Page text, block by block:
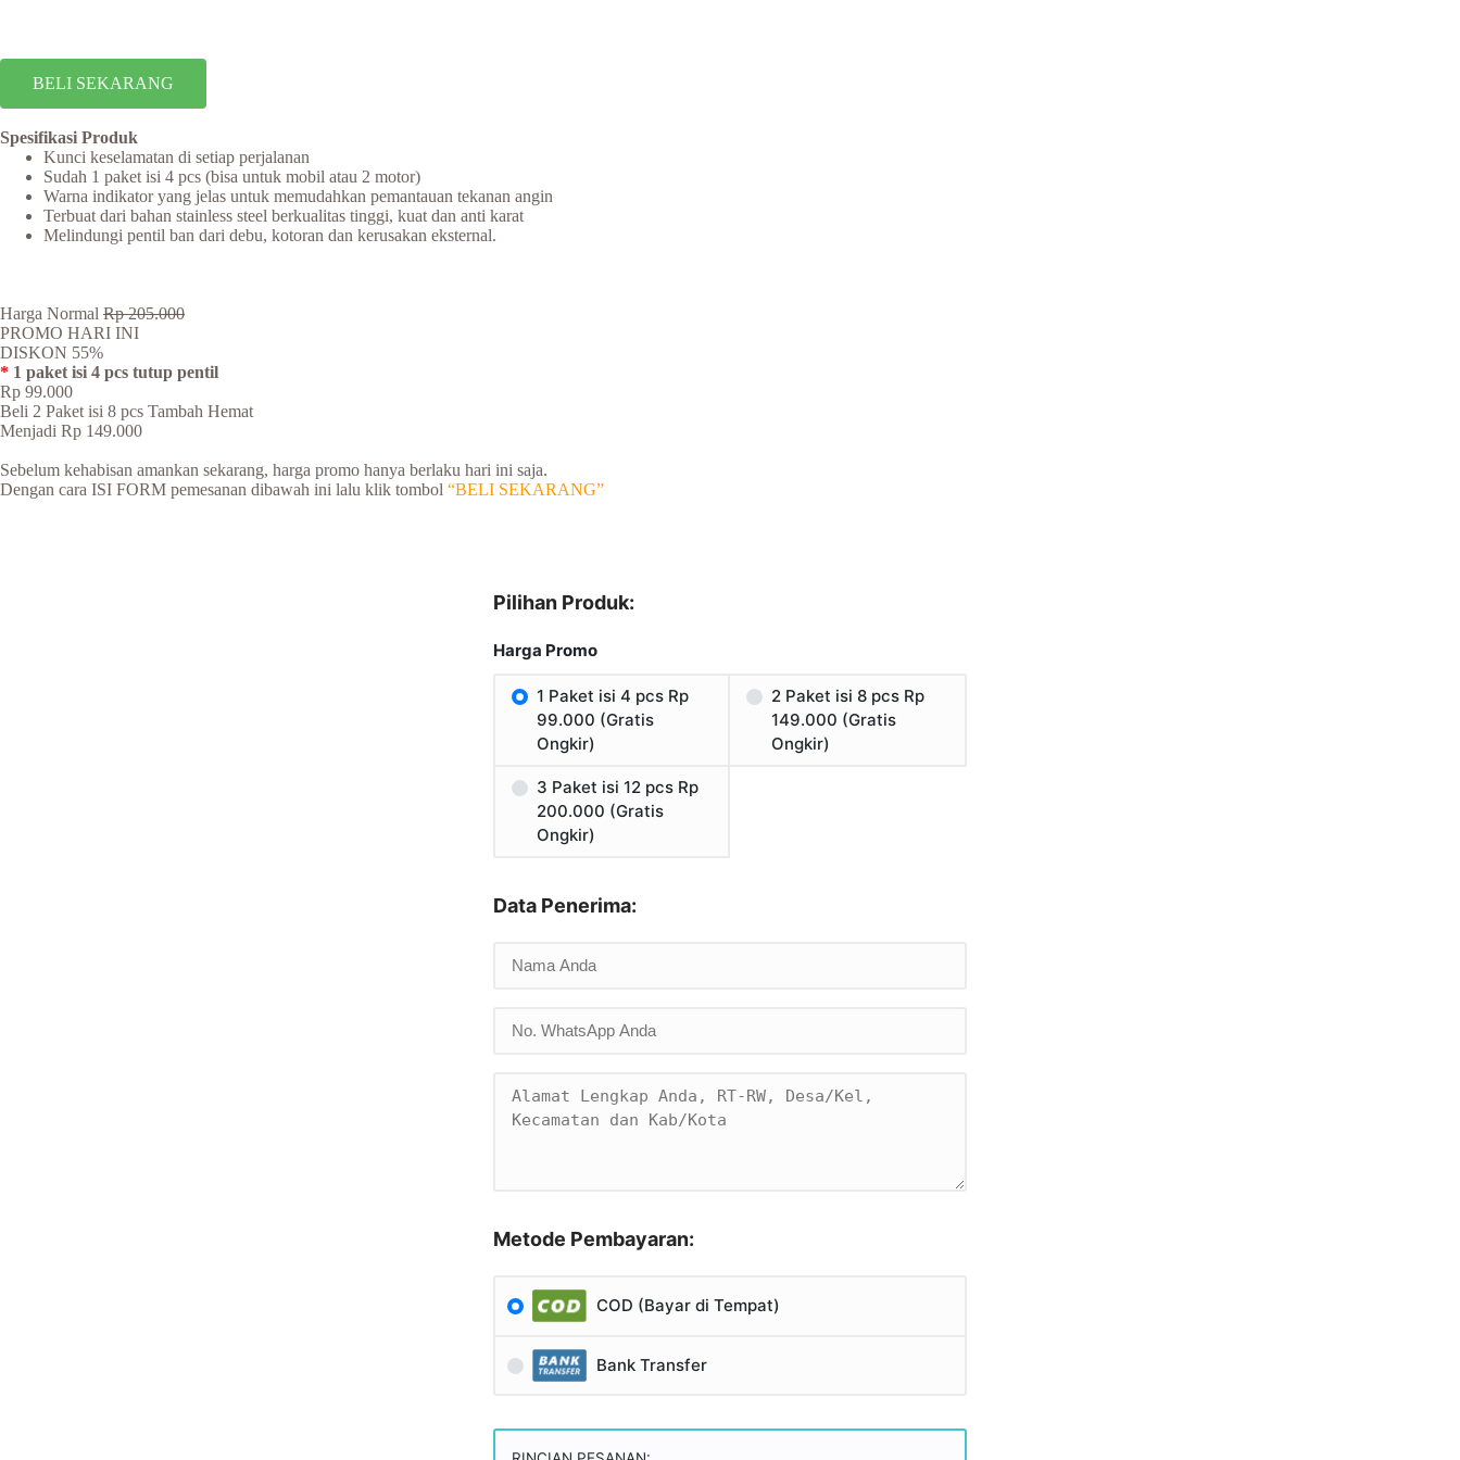
BELI SEKARANG
Spesifikasi Produk
Kunci keselamatan di setiap perjalanan
Sudah 1 paket isi 4 pcs (bisa untuk mobil atau 2 motor)
Warna indikator yang jelas untuk memudahkan pemantauan tekanan angin
Terbuat dari bahan stainless steel berkualitas tinggi, kuat dan anti karat
Melindungi pentil ban dari debu, kotoran dan kerusakan eksternal.
Harga Normal Rp 205.000
PROMO HARI INI
DISKON 55%
* 1 paket isi 4 pcs tutup pentil
Rp 99.000
Beli 2 Paket isi 8 pcs Tambah Hemat
Menjadi Rp 149.000
Sebelum kehabisan amankan sekarang, harga promo hanya berlaku hari ini saja.
Dengan cara ISI FORM pemesanan dibawah ini lalu klik tombol “BELI SEKARANG”
Pilihan Produk:
Harga Promo
1 Paket isi 4 pcs Rp
99.000 (Gratis
Ongkir)
2 Paket isi 8 pcs Rp
149.000 (Gratis
Ongkir)
3 Paket isi 12 pcs Rp
200.000 (Gratis
Ongkir)
Data Penerima:
Metode Pembayaran:
COD (Bayar di Tempat)
Bank Transfer